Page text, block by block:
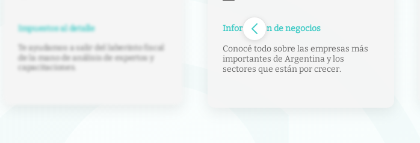
Impuestos al detalle
Te ayudamos a salir del laberinto fiscal
de la mano de análisis de expertos y
capacitaciones.
Información de negocios
Conocé todo sobre las empresas más
importantes de Argentina y los
sectores que están por crecer.